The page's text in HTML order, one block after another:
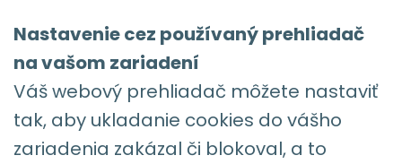
Nastavenie cez používaný prehliadač
na vašom zariadení
Váš webový prehliadač môžete nastaviť
tak, aby ukladanie cookies do vášho
zariadenia zakázal či blokoval, a to